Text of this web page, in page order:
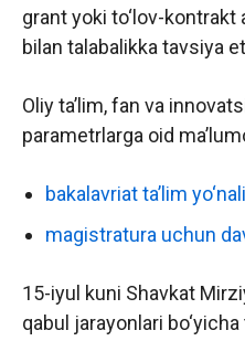
grant yoki to‘lov-kontrakt
bilan talabalikka tavsiya
Oliy ta’lim, fan va
parametrlarga oid
bakalavriat ta’lim
magistratura uchun
15-iyul kuni Shavkat
qabul jarayonlari